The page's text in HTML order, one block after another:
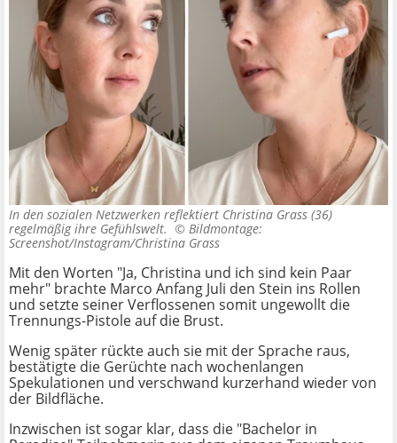
In den sozialen Netzwerken reflektiert Christina Grass (36)
regelmäßig ihre Gefühlswelt. © Bildmontage:
Screenshot/Instagram/Christina Grass
Mit den Worten "Ja, Christina und ich sind kein Paar
mehr" brachte Marco Anfang Juli den Stein ins Rollen
und setzte seiner Verflossenen somit ungewollt die
Trennungs-Pistole auf die Brust.
Wenig später rückte auch sie mit der Sprache raus,
bestätigte die Gerüchte nach wochenlangen
Spekulationen und verschwand kurzerhand wieder von
der Bildfläche.
Inzwischen ist sogar klar, dass die "Bachelor in